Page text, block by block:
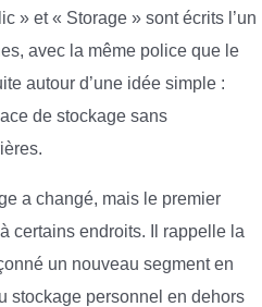
» et « Storage » sont écrits l’un
avec la même police que le
autour d’une idée simple :
de stockage sans
a changé, mais le premier
certains endroits. Il rappelle la
un nouveau segment en
stockage personnel en dehors